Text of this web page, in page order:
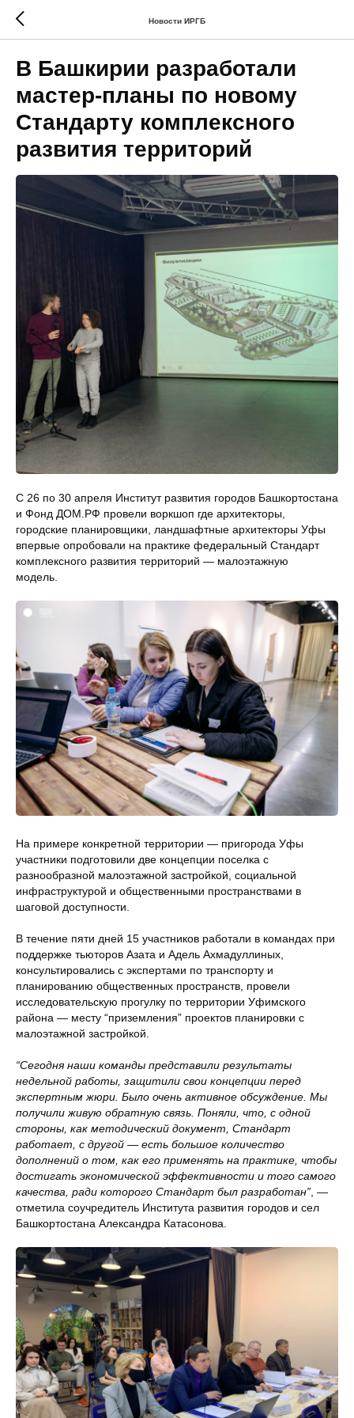
Новости ИРГБ
В Башкирии разработали
мастер-планы по новому
Стандарту комплексного
развития территорий
С 26 по 30 апреля Институт развития городов Башкортостана
и Фонд ДОМ.РФ провели воркшоп где архитекторы,
городские планировщики, ландшафтные архитекторы Уфы
впервые опробовали на практике федеральный Стандарт
комплексного развития территорий — малоэтажную
модель.
На примере конкретной территории — пригорода Уфы
участники подготовили две концепции поселка с
разнообразной малоэтажной застройкой, социальной
инфраструктурой и общественными пространствами в
шаговой доступности.
В течение пяти дней 15 участников работали в командах при
поддержке тьюторов Азата и Адель Ахмадуллиных,
консультировались с экспертами по транспорту и
планированию общественных пространств, провели
исследовательскую прогулку по территории Уфимского
района — месту “приземления” проектов планировки с
малоэтажной застройкой.
“Сегодня наши команды представили результаты
недельной работы, защитили свои концепции перед
экспертным жюри. Было очень активное обсуждение. Мы
получили живую обратную связь. Поняли, что, с одной
стороны, как методический документ, Стандарт
работает, с другой — есть большое количество
дополнений о том, как его применять на практике, чтобы
достигать экономической эффективности и того самого
качества, ради которого Стандарт был разработан” , —
отметила соучредитель Института развития городов и сел
Башкортостана Александра Катасонова.